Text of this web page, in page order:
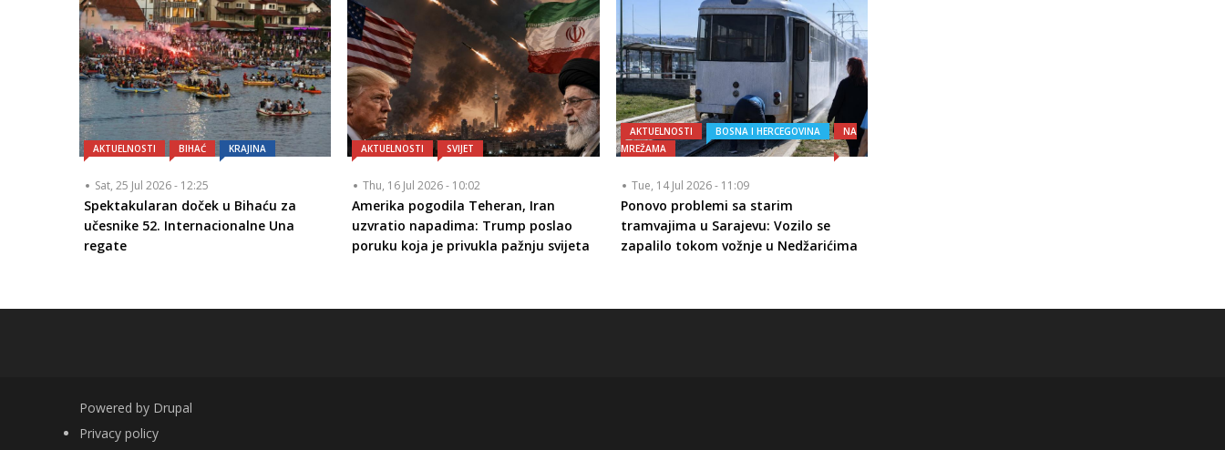
AKTUELNOSTI BIHAĆ KRAJINA
Sat, 25 Jul 2026 - 12:25
Spektakularan doček u Bihaću za
učesnike 52. Internacionalne Una
regate
AKTUELNOSTI SVIJET
Thu, 16 Jul 2026 - 10:02
Amerika pogodila Teheran, Iran
uzvratio napadima: Trump poslao
poruku koja je privukla pažnju svijeta
AKTUELNOSTI BOSNA I HERCEGOVINA
NA
MREŽAMA
Tue, 14 Jul 2026 - 11:09
Ponovo problemi sa starim
tramvajima u Sarajevu: Vozilo se
zapalilo tokom vožnje u Nedžarićima
Powered by Drupal
FOOTER
Privacy policy